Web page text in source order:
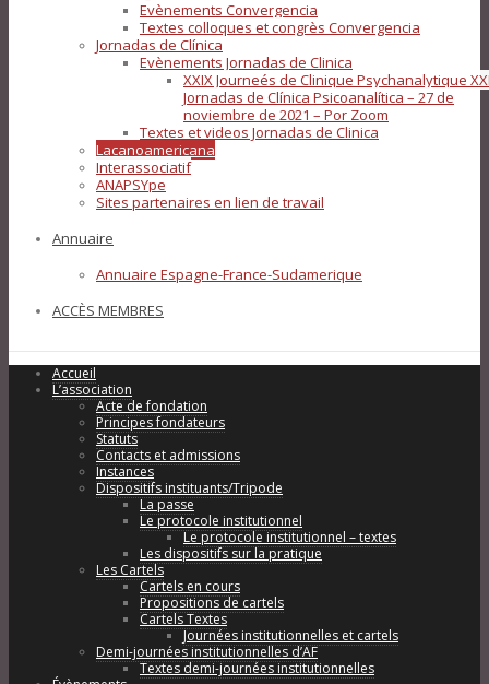
Evènements Convergencia
Textes colloques et congrès Convergencia
Jornadas de Clínica
Evènements Jornadas de Clinica
XXIX Journeés de Clinique Psychanalytique
Jornadas de Clínica Psicoanalítica – 27 de
noviembre de 2021 – Por Zoom
Textes et videos Jornadas de Clinica
Lacanoamericana
Interassociatif
ANAPSYpe
Sites partenaires en lien de travail
Annuaire
Annuaire Espagne-France-Sudamerique
ACCÈS MEMBRES
Accueil
L’association
Acte de fondation
Principes fondateurs
Statuts
Contacts et admissions
Instances
Dispositifs instituants/Tripode
La passe
Le protocole institutionnel
Le protocole institutionnel – textes
Les dispositifs sur la pratique
Les Cartels
Cartels en cours
Propositions de cartels
Cartels Textes
Journées institutionnelles et cartels
Demi-journées institutionnelles d’AF
Textes demi-journées institutionnelles